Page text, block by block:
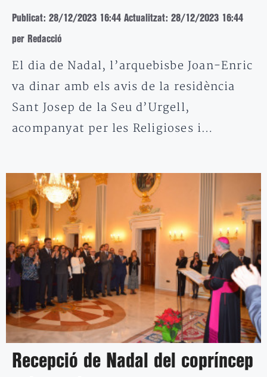
Publicat: 28/12/2023 16:44 Actualitzat: 28/12/2023 16:44
per Redacció
El dia de Nadal, l’arquebisbe Joan-Enric
va dinar amb els avis de la residència
Sant Josep de la Seu d’Urgell,
acompanyat per les Religioses i…
Recepció de Nadal del copríncep